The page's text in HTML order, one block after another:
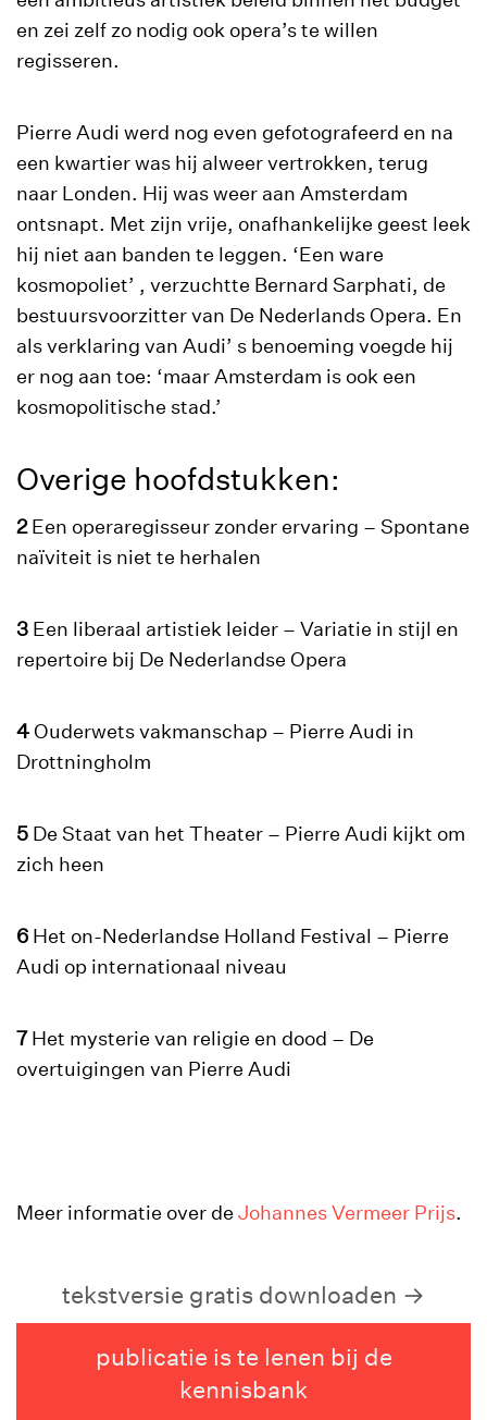
en zei zelf zo nodig ook opera’s te willen
regisseren.
Pierre Audi werd nog even gefotografeerd en na
een kwartier was hij alweer vertrokken, terug
naar Londen. Hij was weer aan Amsterdam
ontsnapt. Met zijn vrije, onafhankelijke geest leek
hij niet aan banden te leggen. ‘Een ware
kosmopoliet’ , verzuchtte Bernard Sarphati, de
bestuursvoorzitter van De Nederlands Opera. En
als verklaring van Audi’ s benoeming voegde hij
er nog aan toe: ‘maar Amsterdam is ook een
kosmopolitische stad.’
Overige hoofdstukken:
2Een operaregisseur zonder ervaring – Spontane
naïviteit is niet te herhalen
3 Een liberaal artistiek leider – Variatie in stijl en
repertoire bij De Nederlandse Opera
4 Ouderwets vakmanschap – Pierre Audi in
Drottningholm
5 De Staat van het Theater – Pierre Audi kijkt om
zich heen
6 Het on-Nederlandse Holland Festival – Pierre
Audi op internationaal niveau
7Het mysterie van religie en dood – De
overtuigingen van Pierre Audi
Meer informatie over de Johannes Vermeer Prijs.
tekstversie gratis downloaden
publicatie is te lenen bij de
kennisbank